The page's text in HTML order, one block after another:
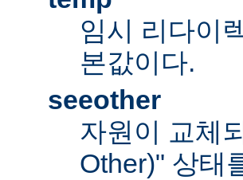
임시 리다이
본값이다.
seeother
자원이 교체
Other)" 상태